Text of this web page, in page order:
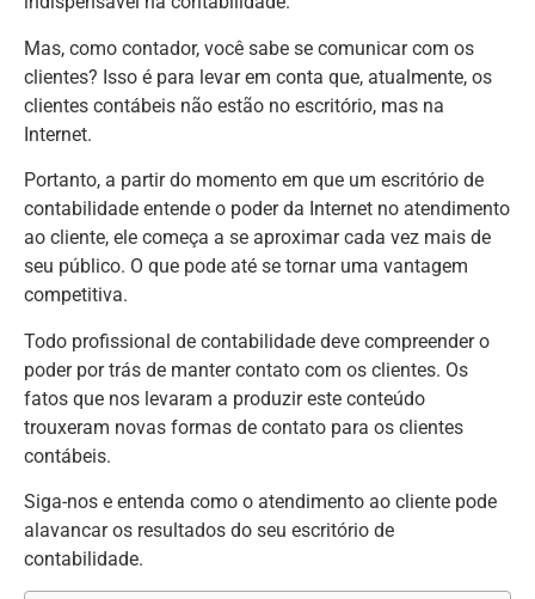
Mas, como contador, você sabe se comunicar com os
clientes? Isso é para levar em conta que, atualmente, os
clientes contábeis não estão no escritório, mas na
Internet.
Portanto, a partir do momento em que um escritório de
contabilidade entende o poder da Internet no atendimento
ao cliente, ele começa a se aproximar cada vez mais de
seu público. O que pode até se tornar uma vantagem
competitiva.
Todo profissional de contabilidade deve compreender o
poder por trás de manter contato com os clientes. Os
fatos que nos levaram a produzir este conteúdo
trouxeram novas formas de contato para os clientes
contábeis.
Siga-nos e entenda como o atendimento ao cliente pode
alavancar os resultados do seu escritório de
contabilidade.